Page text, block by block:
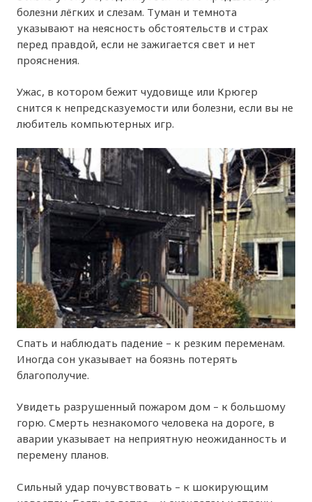
болезни лёгких и слезам. Туман и темнота
указывают на неясность обстоятельств и страх
перед правдой, если не зажигается свет и нет
прояснения.
Ужас, в котором бежит чудовище или Крюгер
снится к непредсказуемости или болезни, если вы не
любитель компьютерных игр.
Спать и наблюдать падение – к резким переменам.
Иногда сон указывает на боязнь потерять
благополучие.
Увидеть разрушенный пожаром дом – к большому
горю. Смерть незнакомого человека на дороге, в
аварии указывает на неприятную неожиданность и
перемену планов.
Сильный удар почувствовать – к шокирующим